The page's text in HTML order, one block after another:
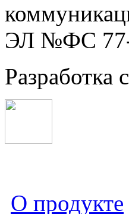
ЭЛ №ФС 77-
Разработка
О продукте